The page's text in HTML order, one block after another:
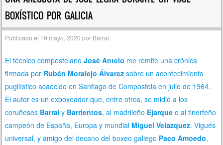
BOXÍSTICO POR GALICIA
Publicado el 19 mayo, 2020 por Barral
El técnico compostelanoJosé Antelo me remite una crónica
firmada por Rubén Moralejo Álvarez sobre un acontecimiento
pugilístico acaecido en Santiago de Compostela en julio de 1964.
El autor es un exboxeador que, entre otros, se midió a los
coruñeses Barral y Barrientos, al madrileño Ejarque o al tinerfeño
campeón de España, Europa y mundial Miguel Velazquez. Vigués
universal, y amigo del decano del boxeo gallego Paco Amoedo,